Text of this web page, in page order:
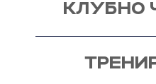
КЛУБНО